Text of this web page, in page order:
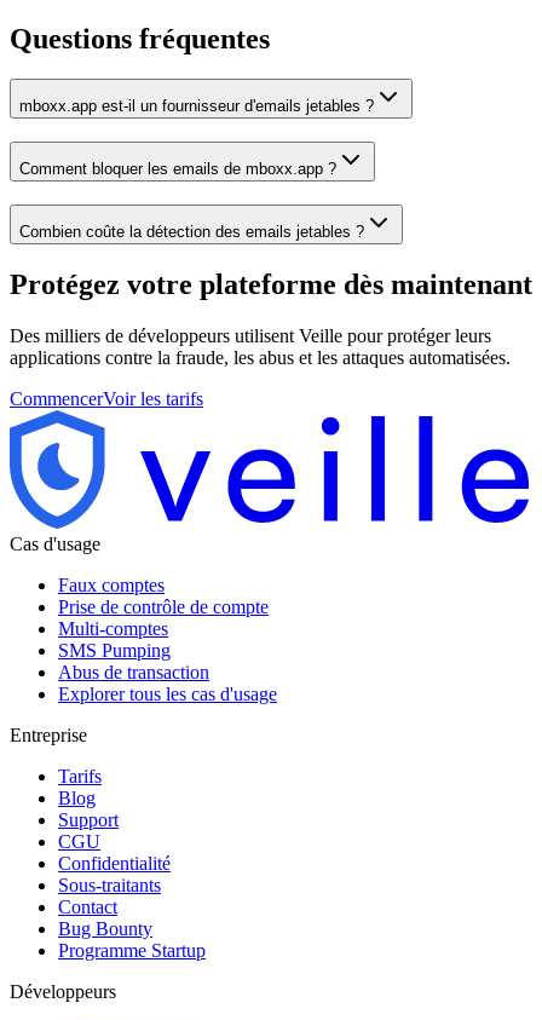
Questions fréquentes
mboxx.app est-il un fournisseur d'emails jetables ?
Comment bloquer les emails de mboxx.app ?
Combien coûte la détection des emails jetables ?
Protégez votre plateforme dès maintenant
Des milliers de développeurs utilisent Veille pour protéger leurs
applications contre la fraude, les abus et les attaques automatisées.
CommencerVoir les tarifs
Cas d'usage
Faux comptes
Prise de contrôle de compte
Multi-comptes
SMS Pumping
Abus de transaction
Explorer tous les cas d'usage
Entreprise
Tarifs
Blog
Support
CGU
Confidentialité
Sous-traitants
Contact
Bug Bounty
Programme Startup
Développeurs